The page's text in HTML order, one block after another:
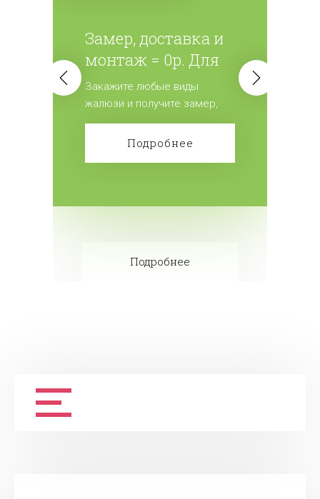
Замер, доставка и
монтаж = 0р. Для
всех жалюзи.
Закажите любые виды
жалюзи и получите замер,
доставку и монтаж
бесплатно! Сделайте заказ!
Подробнее
Подробнее